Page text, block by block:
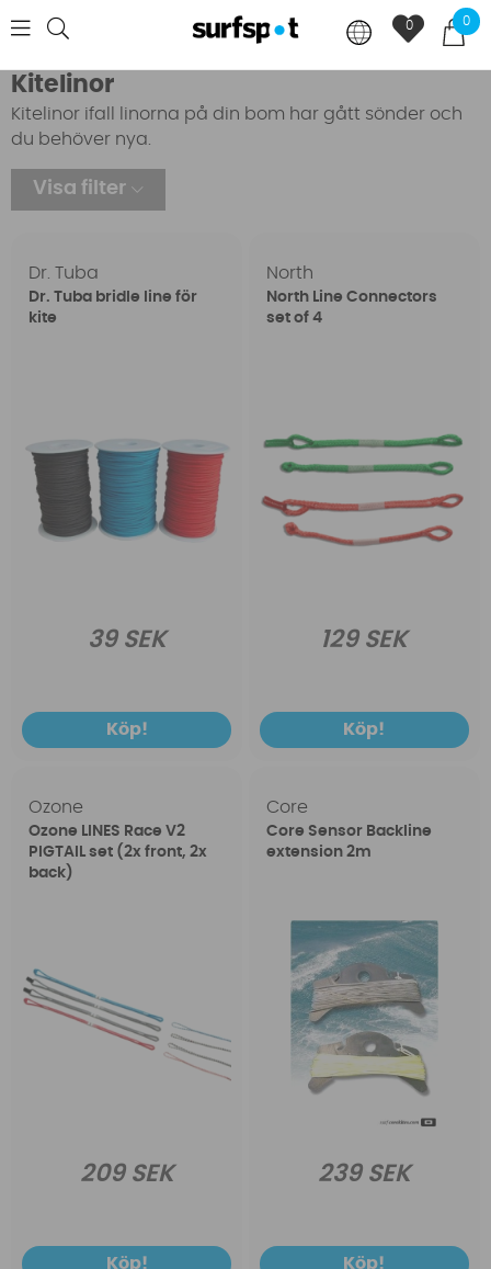
0
0
Kitelinor
Kitelinor ifall linorna på din bom har gått sönder och
du behöver nya.
Visa filter
Dr. Tuba
Dr. Tuba bridle line för
kite
39 SEK
Köp!
North
North Line Connectors
set of 4
129 SEK
Köp!
Ozone
Ozone LINES Race V2
PIGTAIL set (2x front, 2x
back)
209 SEK
Köp!
Core
Core Sensor Backline
extension 2m
239 SEK
Köp!